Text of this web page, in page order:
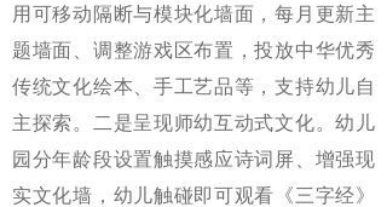
用可移动隔断与模块化墙面，每月更新主
题墙面、调整游戏区布置，投放中华优秀
传统文化绘本、手工艺品等，支持幼儿自
主探索。二是呈现师幼互动式文化。幼儿
园分年龄段设置触摸感应诗词屏、增强现
实文化墙，幼儿触碰即可观看《三字经》